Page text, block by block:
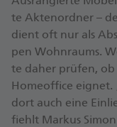
te Ak­ten­ord­ner –
dient oft nur als
pen Wohn­raums.
te da­her prü­fen, ob
Ho­me­of­fice eig­net.
dort auch ei­ne
fiehlt Mar­kus